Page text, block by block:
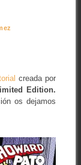
creada por
Edition.
os dejamos